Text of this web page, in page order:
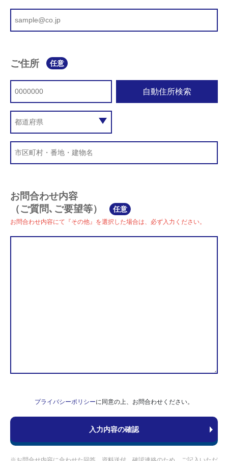
ご住所 任意
自動住所検索
お問合わせ内容
（ご質問､ご要望等）
任意
お問合わせ内容にて『その他』を選択した場合は、必ず入力ください。
プライバシーポリシーに同意の上、お問合わせください。